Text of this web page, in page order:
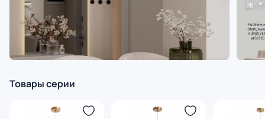
Товары серии